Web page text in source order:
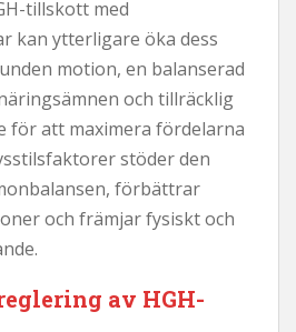
tillskott med
kan ytterligare öka dess
motion, en balanserad
och tillräcklig
för att maximera fördelarna
stöder den
förbättrar
och främjar fysiskt och
av HGH-